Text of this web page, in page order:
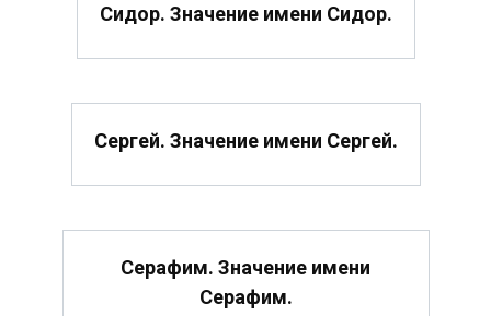
Сидор. Значение имени Сидор.
Сергей. Значение имени Сергей.
Серафим. Значение имени
Серафим.